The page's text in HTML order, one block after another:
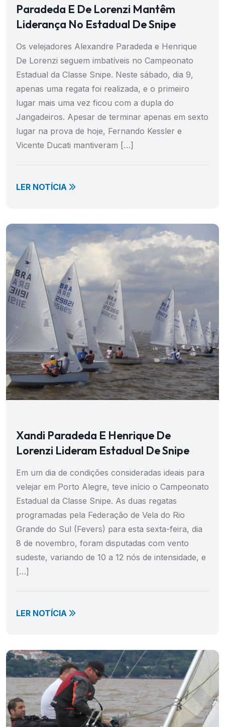
Paradeda E De Lorenzi Mantêm
Liderança No Estadual De Snipe
Os velejadores Alexandre Paradeda e Henrique
De Lorenzi seguem imbatíveis no Campeonato
Estadual da Classe Snipe. Neste sábado, dia 9,
apenas uma regata foi realizada, e o primeiro
lugar mais uma vez ficou com a dupla do
Jangadeiros. Apesar de terminar apenas em sexto
lugar na prova de hoje, Fernando Kessler e
Vicente Ducati mantiveram […]
LER NOTÍCIA
Xandi Paradeda E Henrique De
Lorenzi Lideram Estadual De Snipe
Em um dia de condições consideradas ideais para
velejar em Porto Alegre, teve início o Campeonato
Estadual da Classe Snipe. As duas regatas
programadas pela Federação de Vela do Rio
Grande do Sul (Fevers) para esta sexta-feira, dia
8 de novembro, foram disputadas com vento
sudeste, variando de 10 a 12 nós de intensidade, e
[…]
LER NOTÍCIA